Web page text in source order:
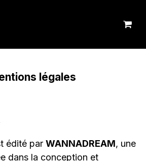
légales
édité par WANNADREAM, une
dans la conception et